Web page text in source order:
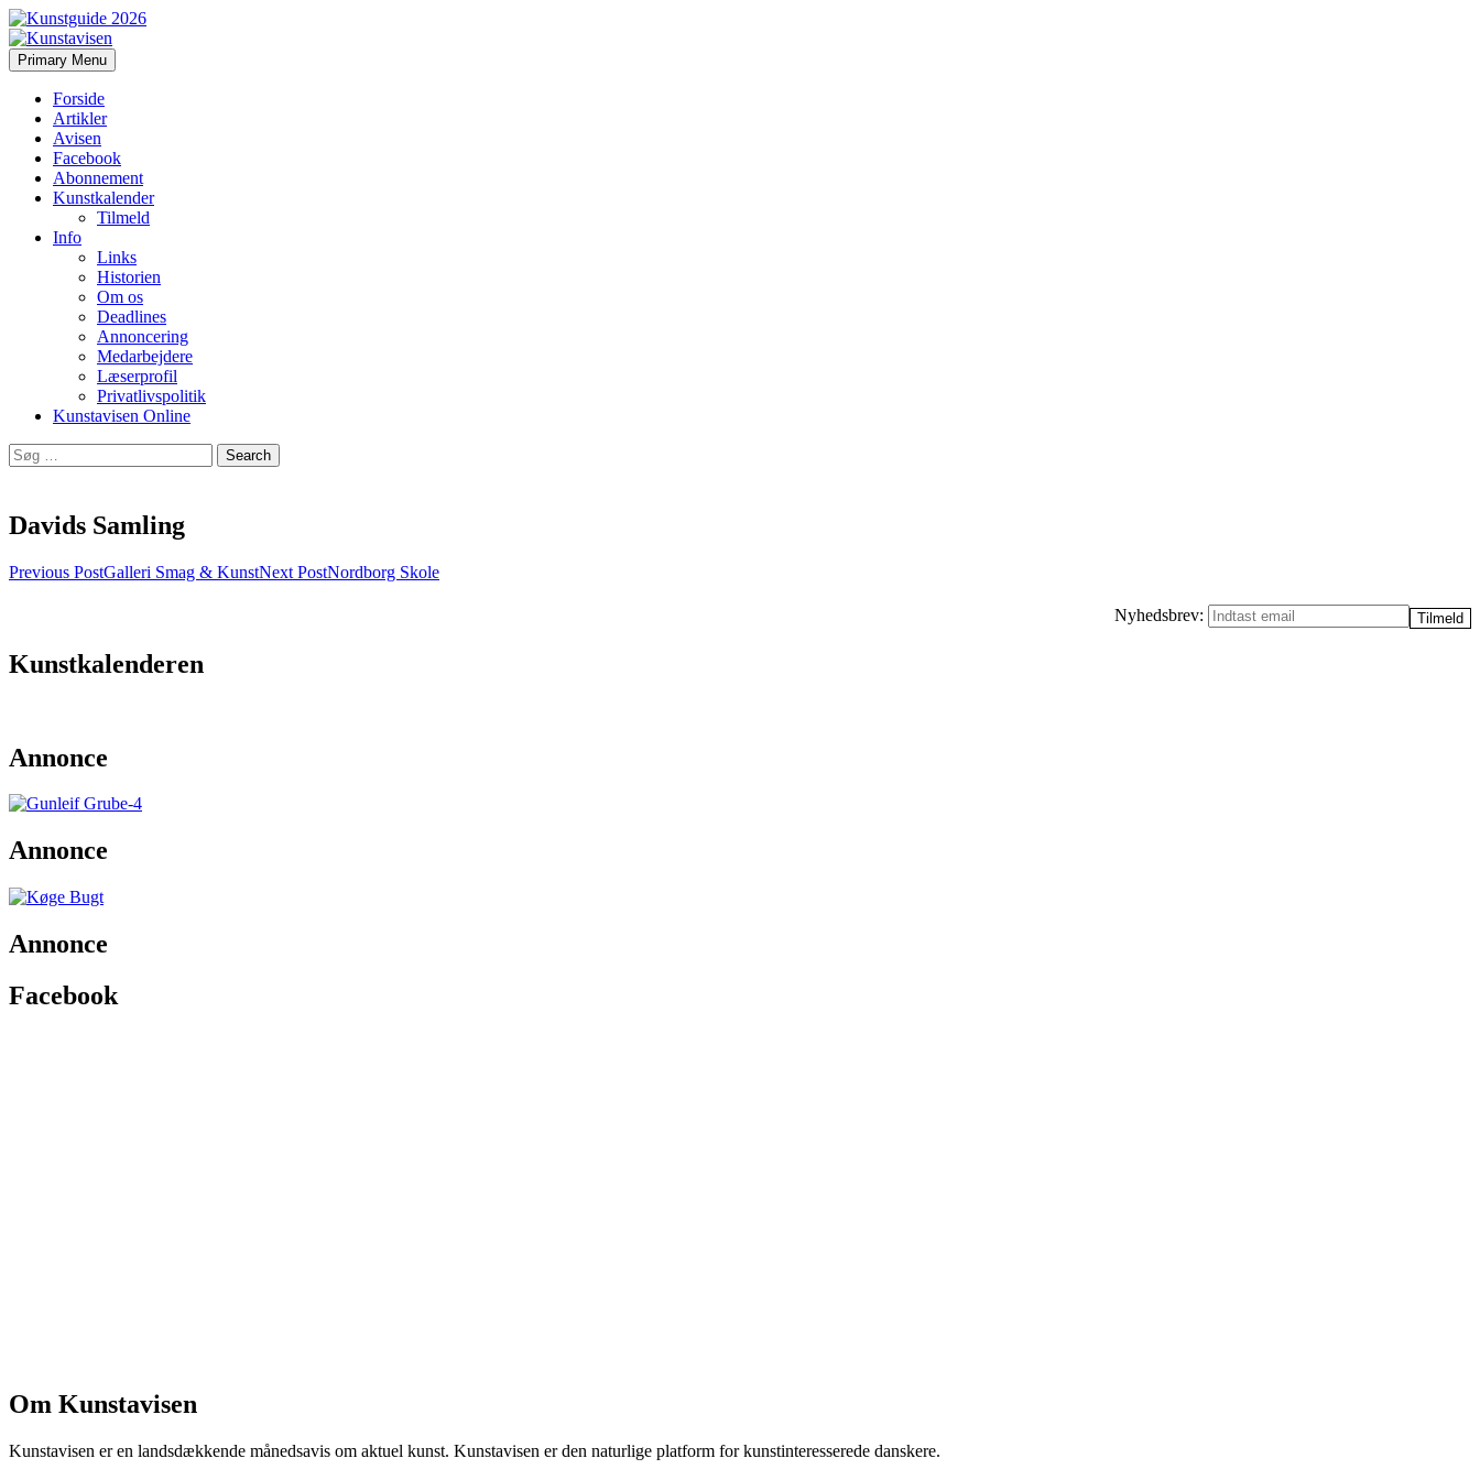
Kunstavisen
Search
Primary Menu Skip
to
Forside
Artikler
Avisen
Facebook
Abonnement
Kunstkalender
Tilmeld
Info
Links
Historien
Om os
Deadlines
Annoncering
Medarbejdere
Læserprofil
Privatlivspolitik
Kunstavisen Online
Search
for:
Davids Samling
Post
Previous PostGalleri Smag & KunstNext PostNordborg Skole
Nyhedsbrev:
Kunstkalenderen
Annonce
Annonce
Annonce
Facebook
Om Kunstavisen
Kunstavisen er en landsdækkende månedsavis om aktuel kunst. Kunstavisen er den naturlige platform for kunstinteresserede danskere.